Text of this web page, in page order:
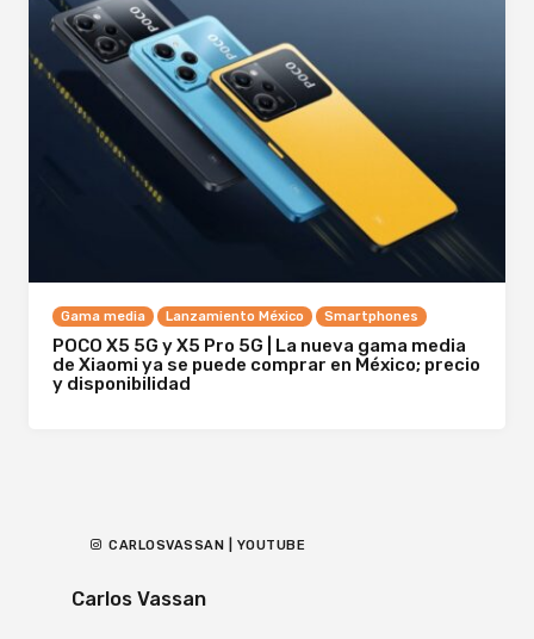
Gama media Lanzamiento México Smartphones
POCO X5 5G y X5 Pro 5G | La nueva gama media
de Xiaomi ya se puede comprar en México; precio
y disponibilidad
CARLOSVASSAN | YOUTUBE
Carlos Vassan